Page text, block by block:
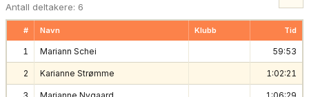
Antall deltakere: 6
# Navn Klubb Tid
1 Mariann Schei 59:53
2 Karianne Strømme 1:02:21